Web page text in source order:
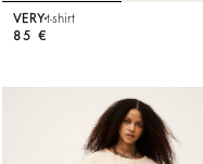
VERYt-shirt
85 €